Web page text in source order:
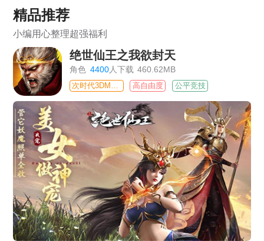
精品推荐
小编用心整理超强福利
绝世仙王之我欲封天
角色 4400人下载 460.62MB
高自由度 公平竞技